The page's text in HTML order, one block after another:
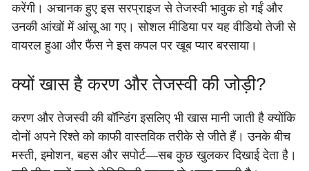
करेंगी। अचानक हुए इस सरप्राइज से तेजस्वी भावुक हो गईं और
उनकी आंखों में आंसू आ गए। सोशल मीडिया पर यह वीडियो तेजी से
वायरल हुआ और फैंस ने इस कपल पर खूब प्यार बरसाया।
क्यों खास है करण और तेजस्वी की जोड़ी?
करण और तेजस्वी की बॉन्डिंग इसलिए भी खास मानी जाती है क्योंकि
दोनों अपने रिश्ते को काफी वास्तविक तरीके से जीते हैं। उनके बीच
मस्ती, इमोशन, बहस और सपोर्ट—सब कुछ खुलकर दिखाई देता है।